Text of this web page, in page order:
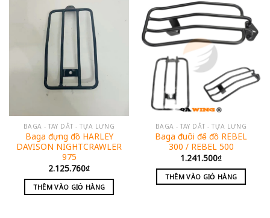
BAGA - TAY DẮT - TỰA LƯNG
Baga đựng đồ HARLEY
DAVISON NIGHTCRAWLER
975
2.125.760₫
THÊM VÀO GIỎ HÀNG
BAGA - TAY DẮT - TỰA LƯNG
Baga đuôi để đồ REBEL
300 / REBEL 500
1.241.500₫
THÊM VÀO GIỎ HÀNG